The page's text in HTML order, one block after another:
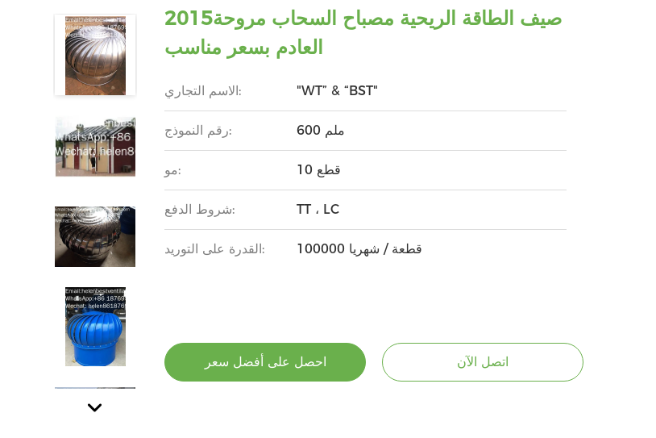
2015صيف الطاقة الريحية مصباح السحاب مروحة
العادم بسعر مناسب
الاسم التجاري: "WT” & “BST"
رقم النموذج: 600 ملم
مو: 10 قطع
شروط الدفع: TT ، LC
القدرة على التوريد: 100000 قطعة / شهريا
احصل على أفضل سعر اتصل الآن